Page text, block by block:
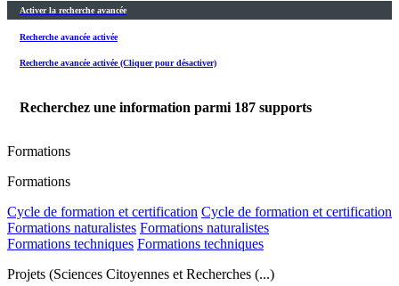
Activer la recherche avancée
Recherche avancée activée
Recherche avancée activée (Cliquer pour désactiver)
Recherchez une information parmi 187 supports
Formations
Formations
Cycle de formation et certification Cycle de formation et certification
Formations naturalistes Formations naturalistes
Formations techniques Formations techniques
Projets (Sciences Citoyennes et Recherches (...)